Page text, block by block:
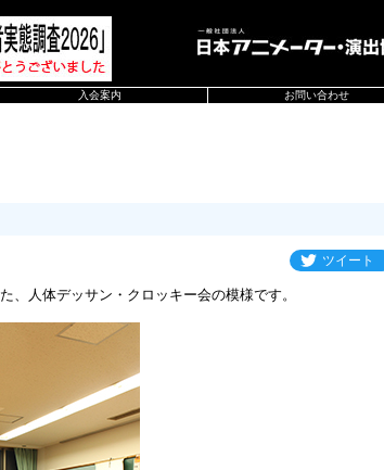
入会案内 お問い合わせ
ツイート
、人体デッサン・クロッキー会の模様です。